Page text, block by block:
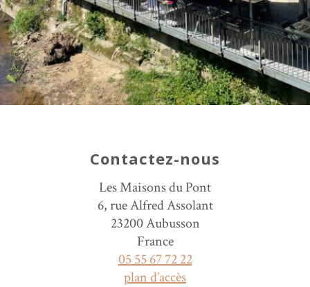
Contactez-nous
Les Maisons du Pont
6, rue Alfred Assolant
23200 Aubusson
France
05 55 67 72 22
plan d’accès